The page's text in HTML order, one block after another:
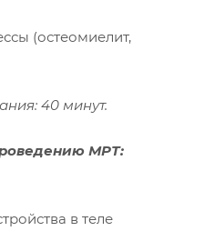
(остеомиелит,
40 минут.
МРТ:
в теле